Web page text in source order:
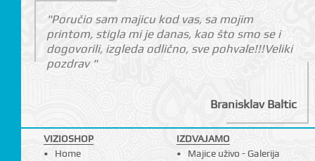
"Poručio sam majicu kod vas, sa mojim
printom, stigla mi je danas, kao što smo se i
dogovorili, izgleda odlično, sve pohvale!!!Veliki
pozdrav "
Branisklav Baltic
VIZIOSHOP
Home
IZDVAJAMO
Majice uživo - Galerija